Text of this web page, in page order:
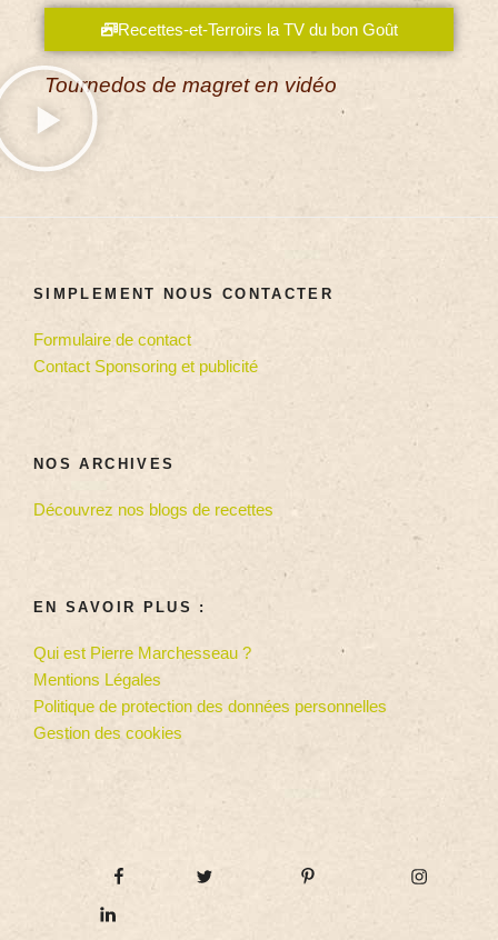
Recettes-et-Terroirs la TV du bon Goût
Tournedos de magret en vidéo
SIMPLEMENT NOUS CONTACTER
Formulaire de contact
Contact Sponsoring et publicité
NOS ARCHIVES
Découvrez nos blogs de recettes
EN SAVOIR PLUS :
Qui est Pierre Marchesseau ?
Mentions Légales
Politique de protection des données personnelles
Gestion des cookies